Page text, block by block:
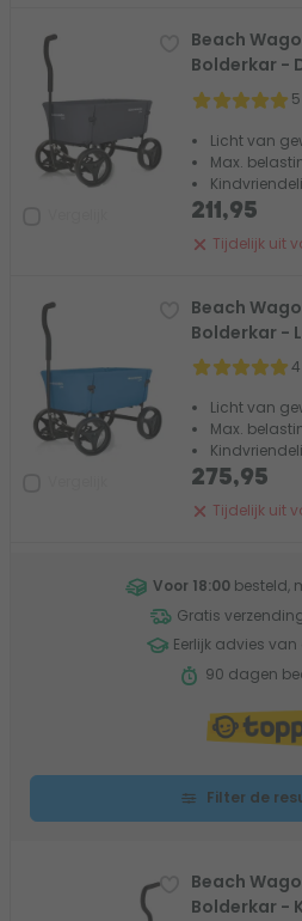
Beach
Bolderkar -
Licht van
Max.
Tijdelijk uit
211,95
Beach
Bolderkar -
Licht van
Max.
Tijdelijk uit
275,95
Voor 18:00 besteld,
Gratis
Eerlijk advies van
90 dagen
Filter de
Beach
Bolderkar -